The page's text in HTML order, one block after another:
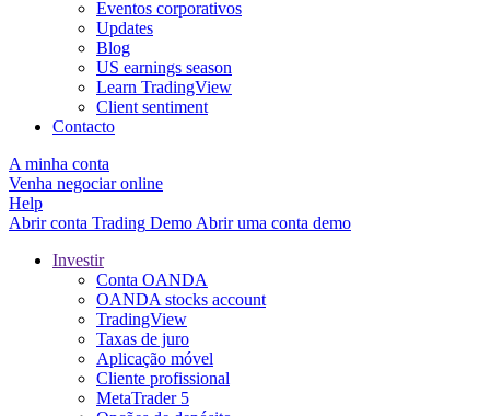
Eventos corporativos
Updates
Blog
US earnings season
Learn TradingView
Client sentiment
Contacto
A minha conta
Venha negociar online
Help
Abrir conta Trading Demo Abrir uma conta demo
Investir
Conta OANDA
OANDA stocks account
TradingView
Taxas de juro
Aplicação móvel
Cliente profissional
MetaTrader 5